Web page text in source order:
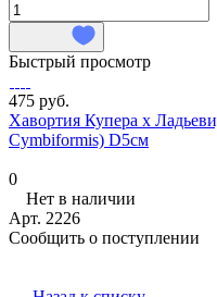
Быстрый просмотр
475 руб.
Хавортия Купера х
Сymbiformis) D5см
0
Нет в наличии
Арт. 2226
Сообщить о поступлении